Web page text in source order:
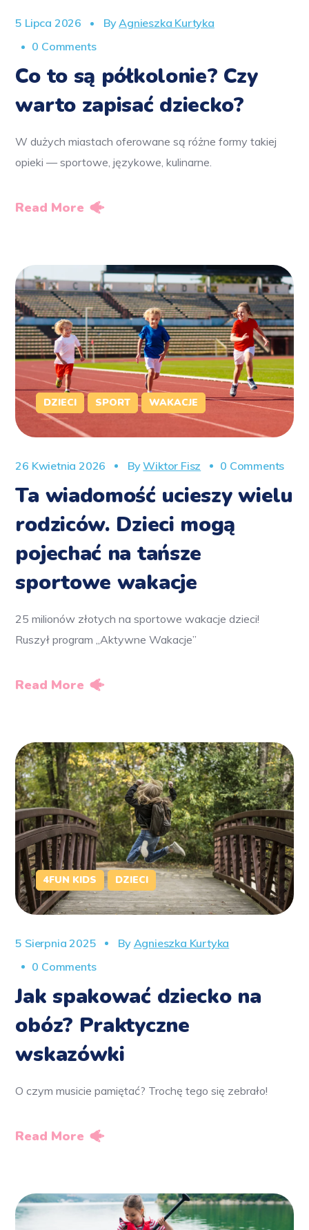
5 Lipca 2026 ByAgnieszka Kurtyka
0 Comments
Co to są półkolonie? Czy
warto zapisać dziecko?
W dużych miastach oferowane są różne formy takiej
opieki — sportowe, językowe, kulinarne.
Read More
DZIECI SPORT WAKACJE
26 Kwietnia 2026 ByWiktor Fisz 0 Comments
Ta wiadomość ucieszy wielu
rodziców. Dzieci mogą
pojechać na tańsze
sportowe wakacje
25 milionów złotych na sportowe wakacje dzieci!
Ruszył program „Aktywne Wakacje”
Read More
4FUN KIDS DZIECI
5 Sierpnia 2025 By Agnieszka Kurtyka
0 Comments
Jak spakować dziecko na
obóz? Praktyczne
wskazówki
O czym musicie pamiętać? Trochę tego się zebrało!
Read More